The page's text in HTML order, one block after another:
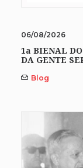
06/08/2026
1a BIENAL
DA GENTE
Blog